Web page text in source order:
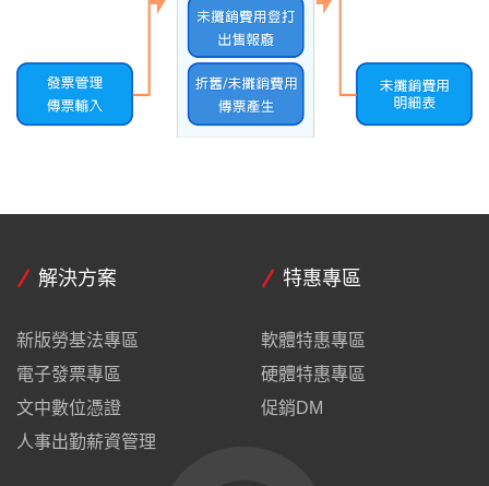
解決方案
新版勞基法專區
電子發票專區
文中數位憑證
人事出勤薪資管理
特惠專區
軟體特惠專區
硬體特惠專區
促銷DM